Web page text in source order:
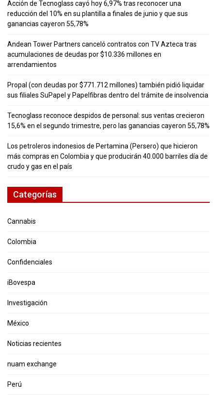
Acción de Tecnoglass cayó hoy 6,97% tras reconocer una
reducción del 10% en su plantilla a finales de junio y que sus
ganancias cayeron 55,78%
Andean Tower Partners canceló contratos con TV Azteca tras
acumulaciones de deudas por $10.336 millones en
arrendamientos
Propal (con deudas por $771.712 millones) también pidió liquidar
sus filiales SuPapel y Papelfibras dentro del trámite de insolvencia
Tecnoglass reconoce despidos de personal: sus ventas crecieron
15,6% en el segundo trimestre, pero las ganancias cayeron 55,78%
Los petroleros indonesios de Pertamina (Persero) que hicieron
más compras en Colombia y que producirán 40.000 barriles día de
crudo y gas en el país
Categorías
Cannabis
Colombia
Confidenciales
iBovespa
Investigación
México
Noticias recientes
nuam exchange
Perú